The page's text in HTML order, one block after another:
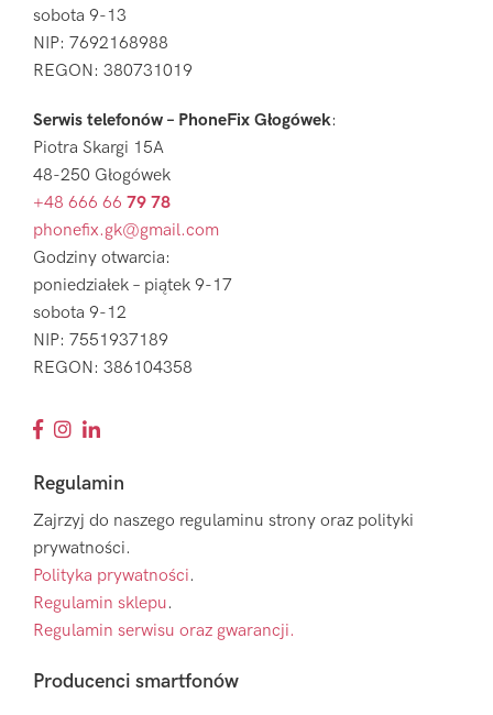
sobota 9-13
NIP: 7692168988
REGON: 380731019
Serwis telefonów – PhoneFix Głogówek:
Piotra Skargi 15A
48-250 Głogówek
+48 666 66 79 78
phonefix.gk@gmail.com
Godziny otwarcia:
poniedziałek – piątek 9-17
sobota 9-12
NIP: 7551937189
REGON: 386104358
Regulamin
Zajrzyj do naszego regulaminu strony oraz polityki
prywatności.
Polityka prywatności.
Regulamin sklepu.
Regulamin serwisu oraz gwarancji.
Producenci smartfonów